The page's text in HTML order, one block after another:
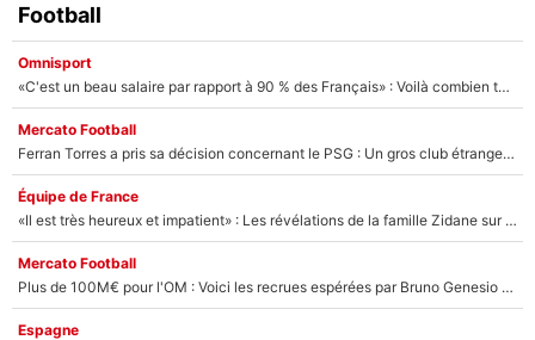
Football
Omnisport
«C'est un beau salaire par rapport à 90 % des Français» : Voilà combien touchait Nelson Monfort sur France Télévisions avant de rejoindre CNews
Mercato Football
Ferran Torres a pris sa décision concernant le PSG : Un gros club étranger prêt à relancer le feuilleton pour la signature du champion du monde 2026 !
Équipe de France
«Il est très heureux et impatient» : Les révélations de la famille Zidane sur sa prise de pouvoir en équipe de France !
Mercato Football
Plus de 100M€ pour l'OM : Voici les recrues espérées par Bruno Genesio et Grégory Lorenzi après l’opération dégraissage
Espagne